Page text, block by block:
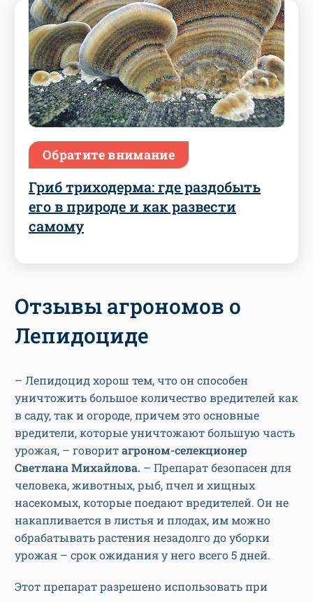
Обратите внимание
Гриб триходерма: где раздобыть
его в природе и как развести
самому
Отзывы агрономов о
Лепидоциде
– Лепидоцид хорош тем, что он способен
уничтожить большое количество вредителей как
в саду, так и огороде, причем это основные
вредители, которые уничтожают большую часть
урожая, – говоритагроном-селекционер
Светлана Михайлова. – Препарат безопасен для
человека, животных, рыб, пчел и хищных
насекомых, которые поедают вредителей. Он не
накапливается в листья и плодах, им можно
обрабатывать растения незадолго до уборки
урожая – срок ожидания у него всего 5 дней.
Этот препарат разрешено использовать при